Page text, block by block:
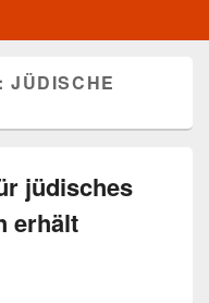
JÜDISCHE
jüdisches
erhält